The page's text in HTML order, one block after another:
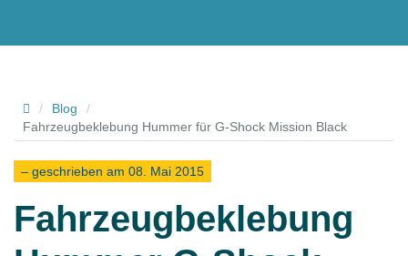
Hallo
/ Blog
/
Fahrzeugbeklebung Hummer für G-Shock Mission Black
– geschrieben am 08. Mai 2015
Fahrzeugbeklebung